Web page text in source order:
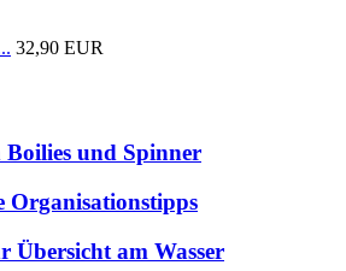
32,90 EUR
Boilies und Spinner
Organisationstipps
Übersicht am Wasser